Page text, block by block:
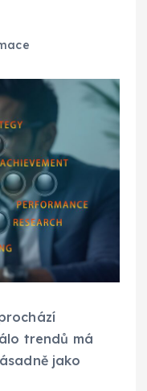
trendů má
jako